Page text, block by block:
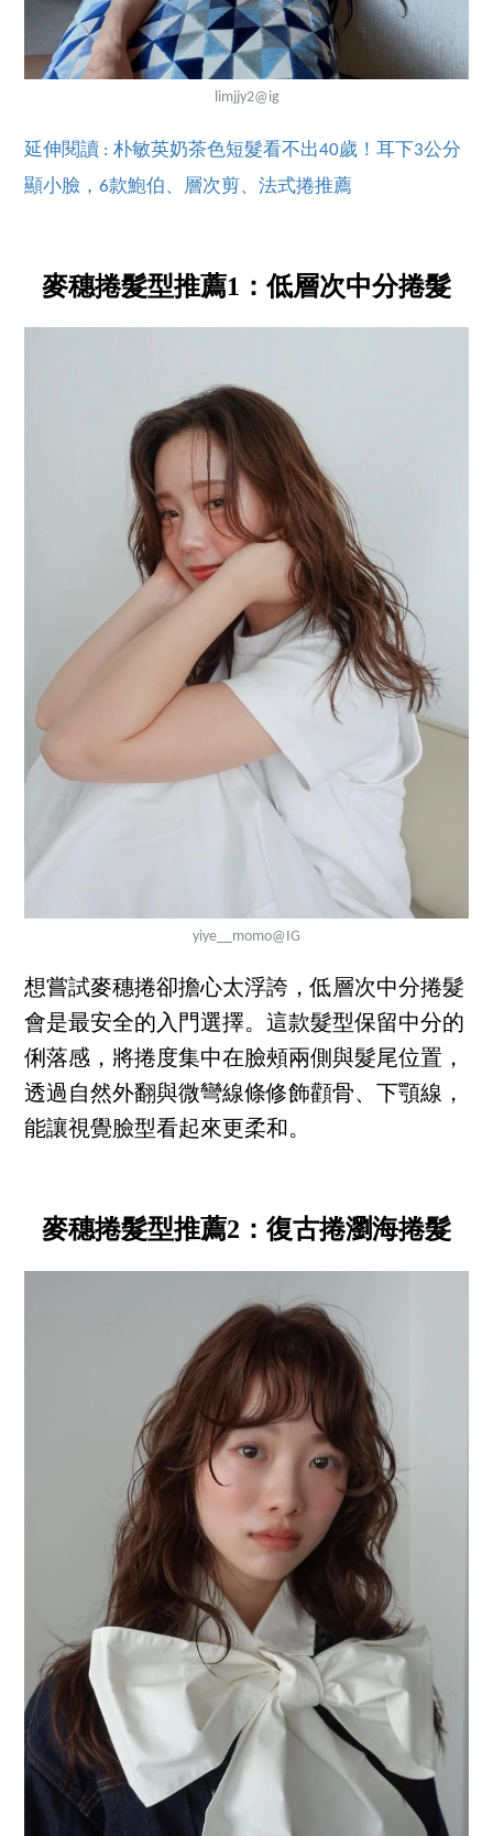
limjjy2@ig
延伸閱讀 : 朴敏英奶茶色短髮看不出40歲！耳下3公分
顯小臉，6款鮑伯、層次剪、法式捲推薦
麥穗捲髮型推薦1：低層次中分捲髮
yiye__momo@IG
想嘗試麥穗捲卻擔心太浮誇，低層次中分捲髮
會是最安全的入門選擇。這款髮型保留中分的
俐落感，將捲度集中在臉頰兩側與髮尾位置，
透過自然外翻與微彎線條修飾顴骨、下顎線，
能讓視覺臉型看起來更柔和。
麥穗捲髮型推薦2：復古捲瀏海捲髮